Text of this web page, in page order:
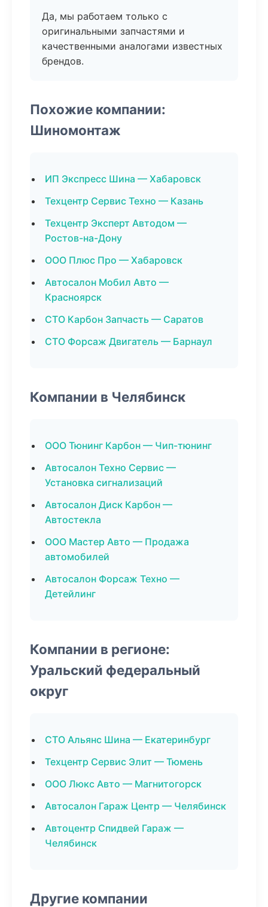
Да, мы работаем только с
оригинальными запчастями и
качественными аналогами известных
брендов.
Похожие компании:
Шиномонтаж
ИП Экспресс Шина — Хабаровск
Техцентр Сервис Техно — Казань
Техцентр Эксперт Автодом —
Ростов-на-Дону
ООО Плюс Про — Хабаровск
Автосалон Мобил Авто —
Красноярск
СТО Карбон Запчасть — Саратов
СТО Форсаж Двигатель — Барнаул
Компании в Челябинск
ООО Тюнинг Карбон — Чип-тюнинг
Автосалон Техно Сервис —
Установка сигнализаций
Автосалон Диск Карбон —
Автостекла
ООО Мастер Авто — Продажа
автомобилей
Автосалон Форсаж Техно —
Детейлинг
Компании в регионе:
Уральский федеральный
округ
СТО Альянс Шина — Екатеринбург
Техцентр Сервис Элит — Тюмень
ООО Люкс Авто — Магнитогорск
Автосалон Гараж Центр — Челябинск
Автоцентр Спидвей Гараж —
Челябинск
Другие компании